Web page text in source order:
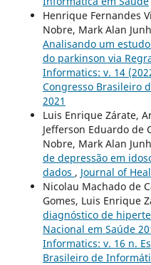
Henrique Fernandes
Nobre, Mark Alan
Analisando um
do parkinson via
Informatics: v. 14
Congresso Brasileiro
2021
Luis Enrique Zárate,
Jefferson Eduardo de
Nobre, Mark Alan
de depressão em
dados , Journal of
Nicolau Machado de
Gomes, Luis Enrique
diagnóstico de
Nacional em Saúde
Informatics: v. 16 n.
Brasileiro de